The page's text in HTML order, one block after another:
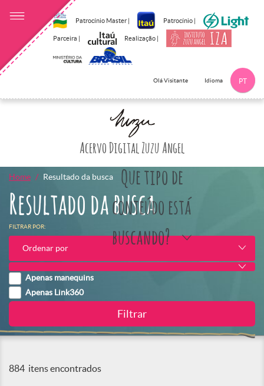
Patrocínio Master | Patrocínio |
Parceira | Realização |
Olá Visitante Idioma PT
Acervo Digital Zuzu Angel
Que tipo de
conteúdo está
buscando?
Home Resultado da busca
Resultado da busca
FILTRAR POR:
Ordenar por
Apenas manequins
Apenas Link360
884 itens encontrados